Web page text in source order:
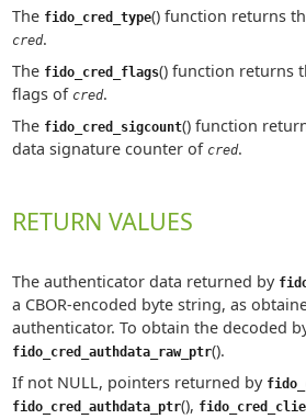
The fido_cred_type() function returns
cred.
The fido_cred_flags() function returns
flags of cred.
The fido_cred_sigcount() function
data signature counter of cred.
RETURN VALUES
The authenticator data returned by
a CBOR-encoded byte string, as
authenticator. To obtain the decoded
fido_cred_authdata_raw_ptr().
If not NULL, pointers returned by
fido_cred_authdata_ptr(),